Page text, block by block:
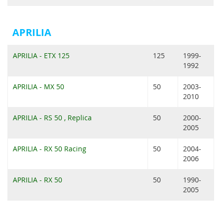
APRILIA
APRILIA - ETX 125 125
1999-
1992
APRILIA - MX 50 50
2003-
2010
APRILIA - RS 50 , Replica 50
2000-
2005
APRILIA - RX 50 Racing 50
2004-
2006
APRILIA - RX 50 50
1990-
2005